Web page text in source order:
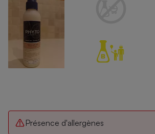
Présence d'allergènes